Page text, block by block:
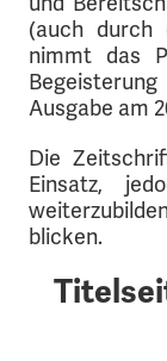
(auch durch
nimmt das
Ausgabe am
Die
Einsatz,
blicken.